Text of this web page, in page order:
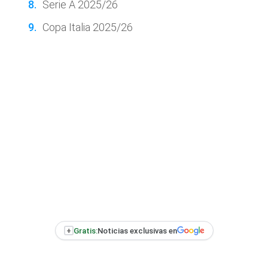
Serie A 2025/26
Copa Italia 2025/26
+ Gratis:Noticias exclusivas en